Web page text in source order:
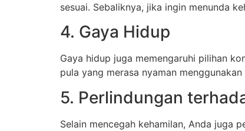
sesuai. Sebaliknya, jika ingin menunda
4. Gaya Hidup
Gaya hidup juga memengaruhi pilihan
pula yang merasa nyaman
5. Perlindungan
Selain mencegah kehamilan, Anda juga